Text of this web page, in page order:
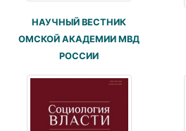
НАУЧНЫЙ ВЕСТНИК
ОМСКОЙ АКАДЕМИИ МВД
РОССИИ